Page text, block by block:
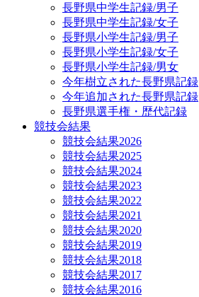
長野県中学生記録/男子
長野県中学生記録/女子
長野県小学生記録/男子
長野県小学生記録/女子
長野県小学生記録/男女
今年樹立された長野県記録
今年追加された長野県記録
長野県選手権・歴代記録
競技会結果
競技会結果2026
競技会結果2025
競技会結果2024
競技会結果2023
競技会結果2022
競技会結果2021
競技会結果2020
競技会結果2019
競技会結果2018
競技会結果2017
競技会結果2016